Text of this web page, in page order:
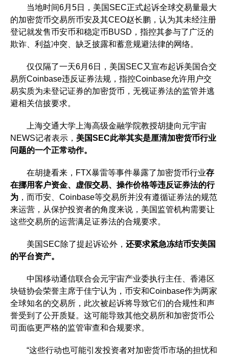
当地时间6月5日，美国SEC正式起诉全球交易量最大
的加密货币交易所币安及其CEO赵长鹏，认为其未经注册
登记就发售币安币和稳定币BUSD，指控其参与了广泛的
欺诈、利益冲突、缺乏披露和蓄意规避法律的网络。
仅仅隔了一天6月6日，美国SEC又宣布起诉美国合交
易所Coinbase违反证券法规，指控Coinbase允许用户交
易实质为未登记证券的加密货币，无视证券法的监管并逃
避相关信披要求。
上海交通大学上海高级金融学院教授胡捷向元宇宙
NEWS记者表示， 美国SEC此举其实是厘清加密货币行业
问题的一个正常动作。
在胡捷看来，FTX暴雷等事件暴露了加密货币行业存
在挪用客户资金、虚假交易、操作价格等违反证券法的行
为 ，而币安、Coinbase等交易所并没有遵循证券法的规范
来运营，从保护投资者的角度来说，美国监管机构需要让
这些交易所的运营满足证券法的合规要求。
美国SEC除了提起诉讼外， 还要求紧急冻结币安美国
的平台资产。
中国移动通信联合会元宇宙产业委执行主任、香港区
块链协会荣誉主席于佳宁认为，币安和Coinbase作为两家
全球知名的交易所，此次被起诉将导致它们的合规性和声
誉受到了公开质疑。这可能导致其他交易所和加密货币公
司面临更严格的监管审查和合规要求。
“这些行动也可能引发投资者对加密货币市场的担忧和